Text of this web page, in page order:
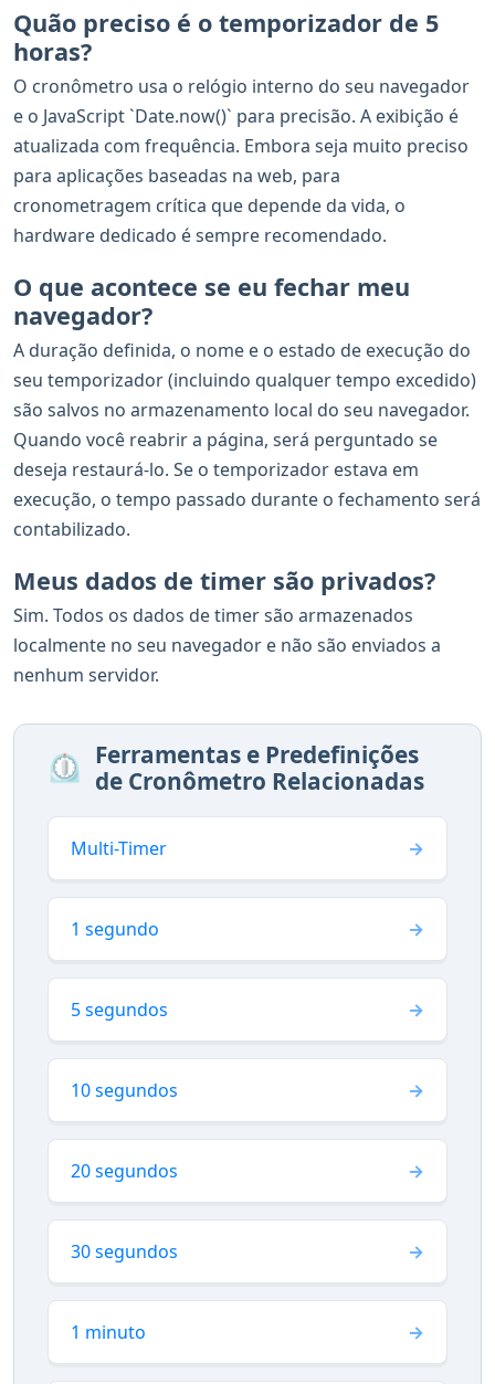
Quão preciso é o temporizador de 5
horas?
O cronômetro usa o relógio interno do seu navegador
e o JavaScript `Date.now()` para precisão. A exibição é
atualizada com frequência. Embora seja muito preciso
para aplicações baseadas na web, para
cronometragem crítica que depende da vida, o
hardware dedicado é sempre recomendado.
O que acontece se eu fechar meu
navegador?
A duração definida, o nome e o estado de execução do
seu temporizador (incluindo qualquer tempo excedido)
são salvos no armazenamento local do seu navegador.
Quando você reabrir a página, será perguntado se
deseja restaurá-lo. Se o temporizador estava em
execução, o tempo passado durante o fechamento será
contabilizado.
Meus dados de timer são privados?
Sim. Todos os dados de timer são armazenados
localmente no seu navegador e não são enviados a
nenhum servidor.
⏲️ Ferramentas e Predefinições
de Cronômetro Relacionadas
Multi-Timer
1 segundo
5 segundos
10 segundos
20 segundos
30 segundos
1 minuto